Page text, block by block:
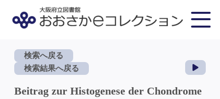
検索へ戻る
検索結果へ戻る
Beitrag zur Histogenese der Chondrome